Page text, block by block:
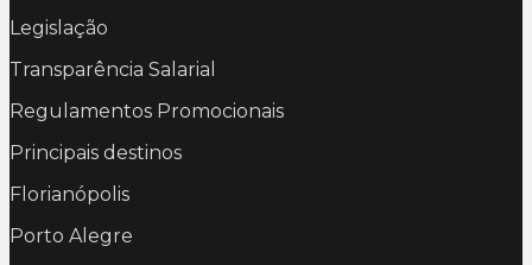
Legislação
Transparência Salarial
Regulamentos Promocionais
Principais destinos
Florianópolis
Porto Alegre